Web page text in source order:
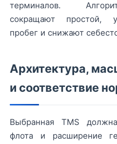
терминалов.
сокращают простой,
пробег и снижают
Архитектура,
и соответствие
Выбранная TMS
флота и расширение